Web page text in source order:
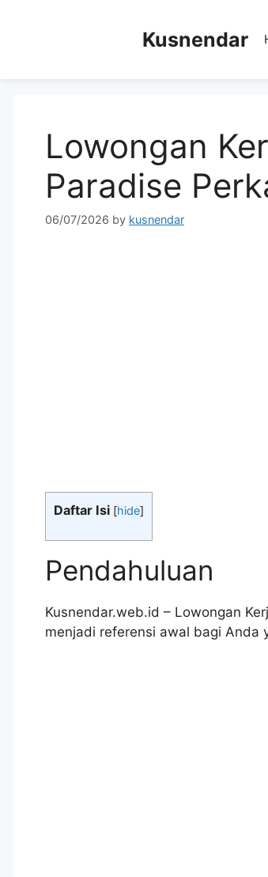
Kusnendar
Lowongan
Paradise
06/07/2026 by kusnendar
Daftar Isi [hide]
Pendahuluan
Kusnendar.web.id – Lowongan
menjadi referensi awal bagi Anda